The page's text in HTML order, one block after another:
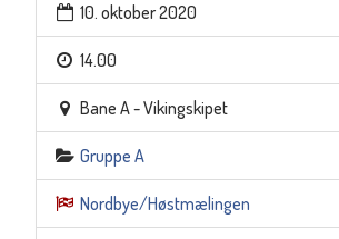
10. oktober 2020
14.00
Bane A - Vikingskipet
Gruppe A
Nordbye/Høstmælingen